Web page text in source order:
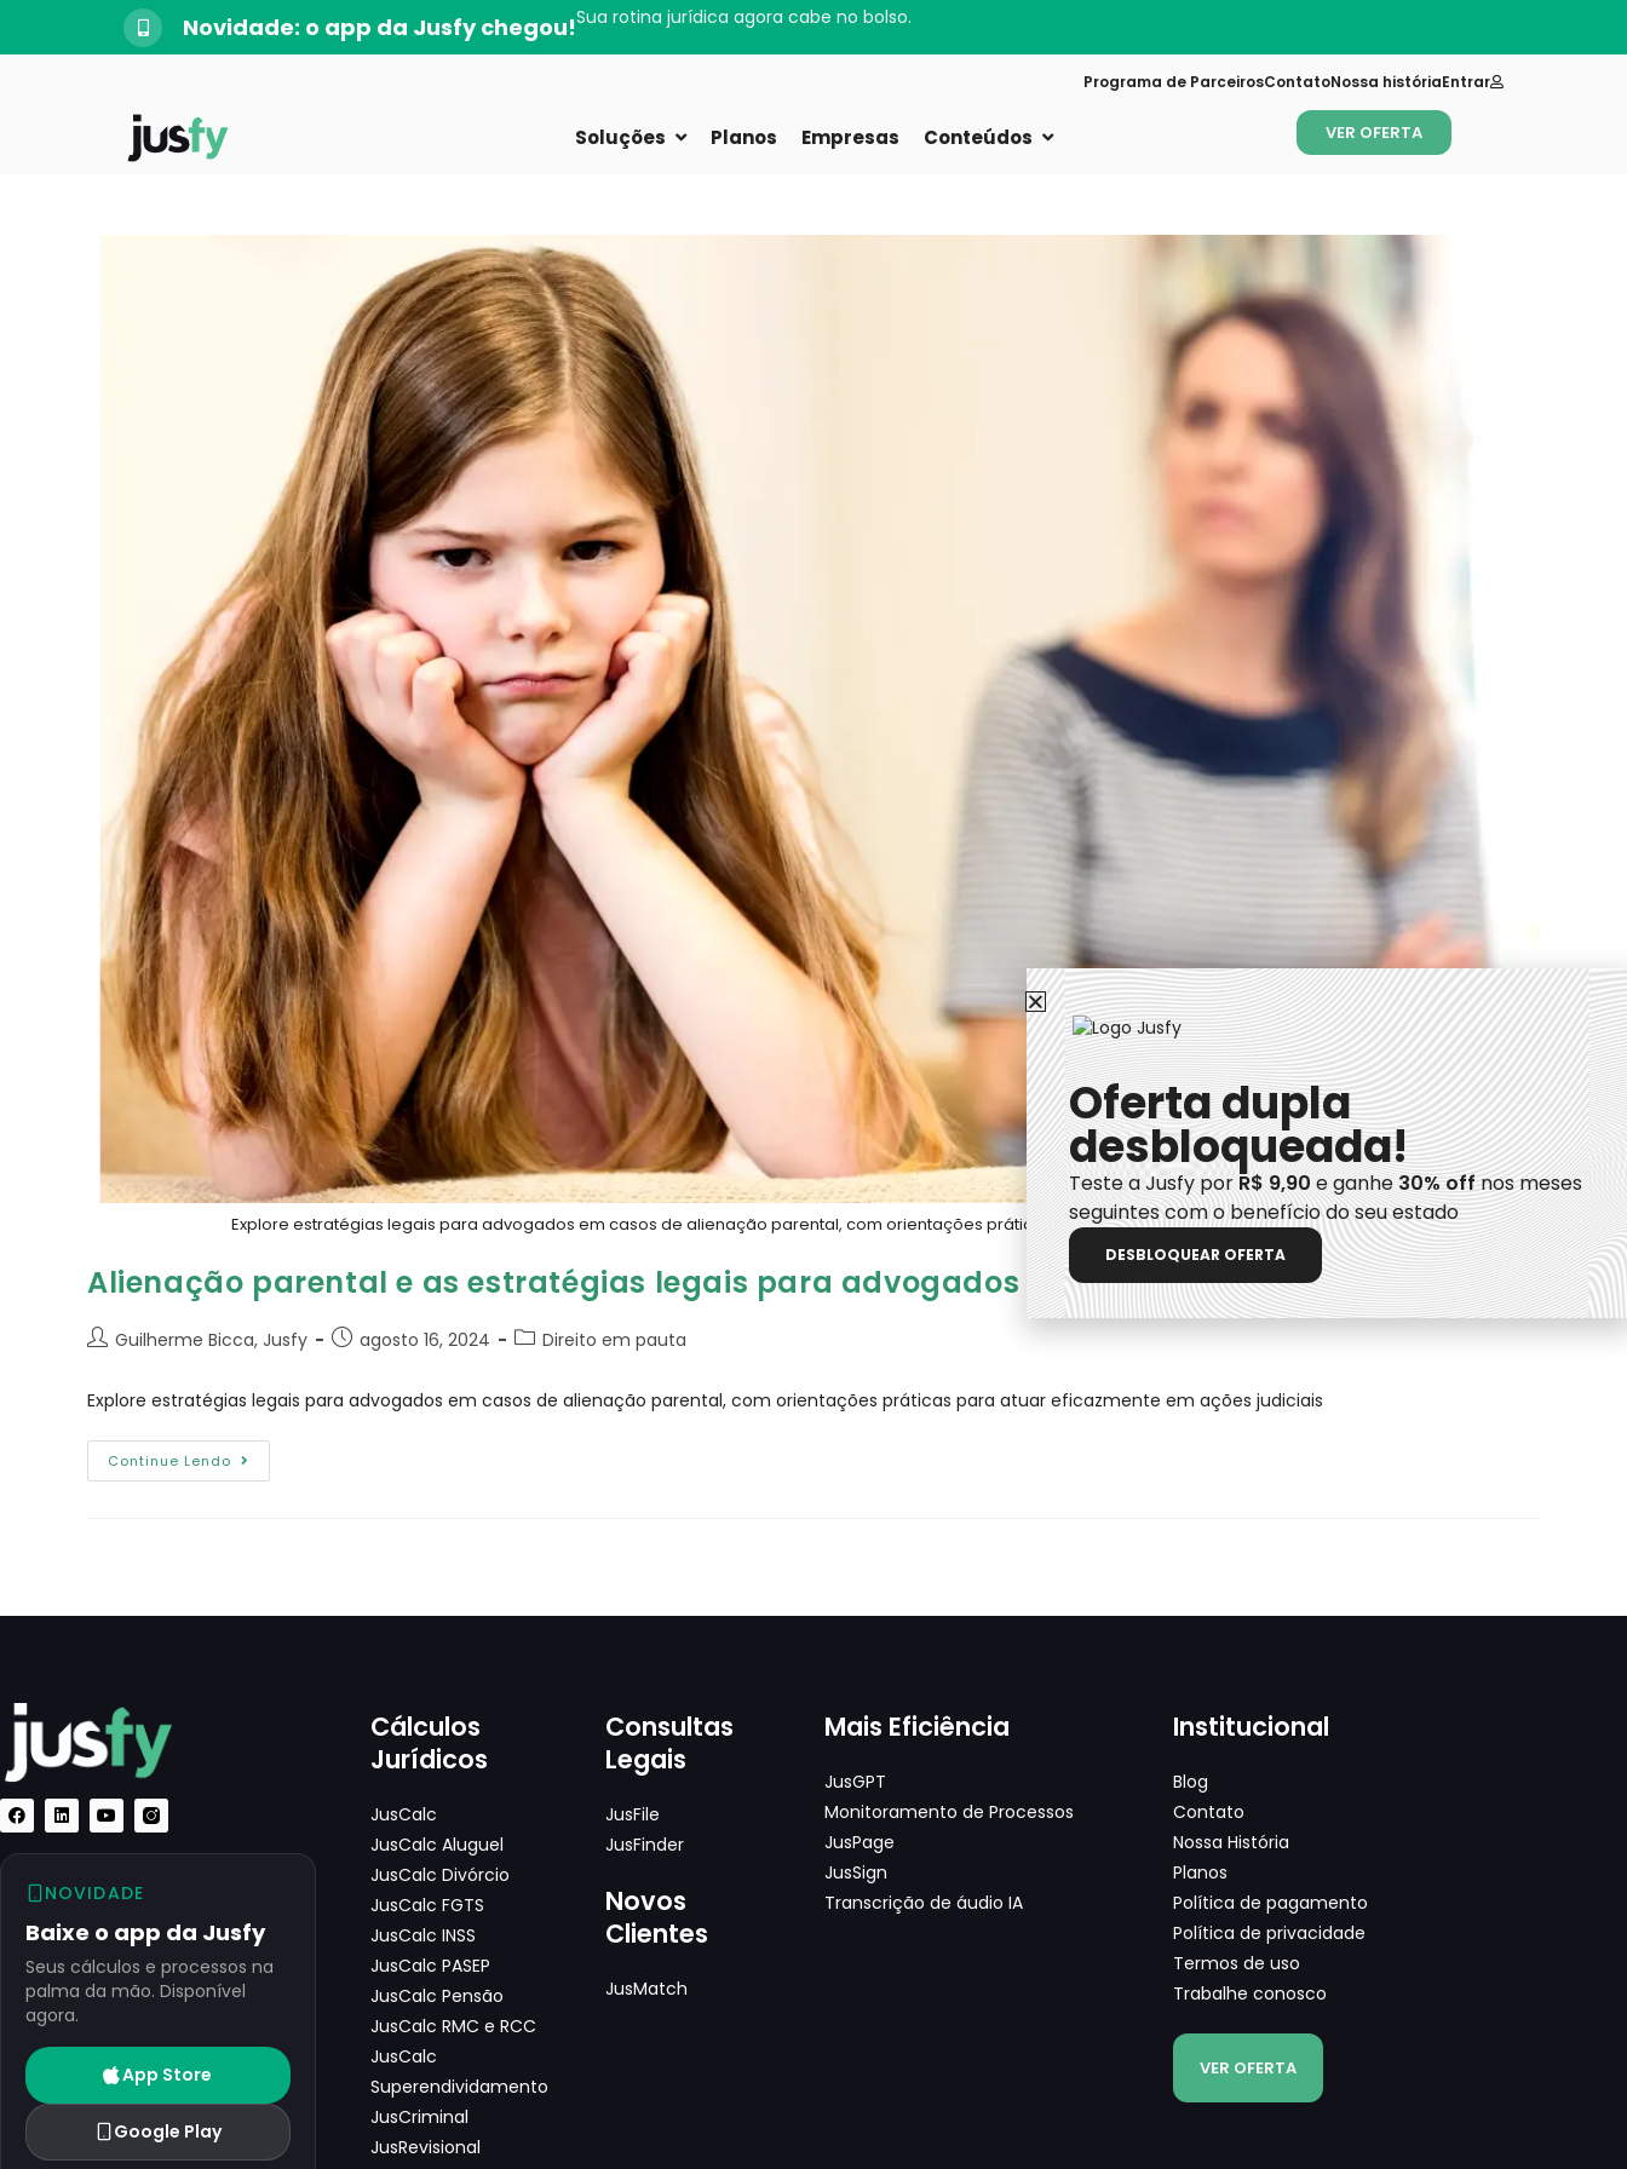
Novidade: o app da Jusfy chegou!Sua rotina jurídica agora cabe no bolso.
Entrar
Nossa história
Contato
Programa de Parceiros
Soluções Planos Empresas Conteúdos VER OFERTA
Explore estratégias legais para advogados em casos de alienação parental, com orientações práticas para atuar eficazmente em ações judiciais
Alienação parental e as estratégias legais para advogados
Guilherme Bicca, Jusfy agosto 16, 2024 Direito em pauta
Explore estratégias legais para advogados em casos de alienação parental, com orientações práticas para atuar eficazmente em ações judiciais
Continue Lendo
NOVIDADE
Baixe o app da Jusfy
Seus cálculos e processos na
palma da mão. Disponível
agora.
App Store
Google Play
Cálculos
Jurídicos
JusCalc
JusCalc Aluguel
JusCalc Divórcio
JusCalc FGTS
JusCalc INSS
JusCalc PASEP
JusCalc Pensão
JusCalc RMC e RCC
JusCalc
Superendividamento
JusCriminal
JusRevisional
Consultas
Legais
JusFile
JusFinder
Novos
Clientes
JusMatch
Mais Eficiência
JusGPT
Monitoramento de Processos
JusPage
JusSign
Transcrição de áudio IA
Institucional
Blog
Contato
Nossa História
Planos
Política de pagamento
Política de privacidade
Termos de uso
Trabalhe conosco
VER OFERTA
Oferta dupla
desbloqueada!
Teste a Jusfy porR$ 9,90e ganhe30% offnos meses
seguintes com o benefício do seu estado
DESBLOQUEAR OFERTA